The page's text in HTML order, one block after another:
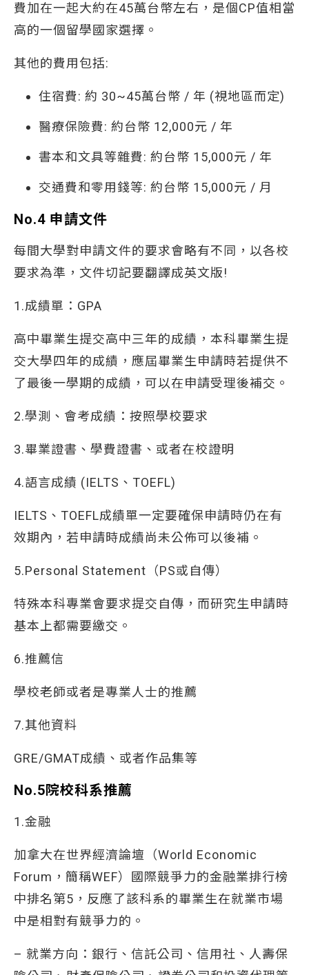
費加在一起大約在45萬台幣左右，是個CP值相當
高的一個留學國家選擇。
其他的費用包括:
住宿費: 約 30~45萬台幣 / 年 (視地區而定)
醫療保險費: 約台幣 12,000元 / 年
書本和文具等雜費: 約台幣 15,000元 / 年
交通費和零用錢等: 約台幣 15,000元 / 月
No.4 申請文件
每間大學對申請文件的要求會略有不同，以各校
要求為準，文件切記要翻譯成英文版!
1.成績單：GPA
高中畢業生提交高中三年的成績，本科畢業生提
交大學四年的成績，應屆畢業生申請時若提供不
了最後一學期的成績，可以在申請受理後補交。
2.學測、會考成績：按照學校要求
3.畢業證書、學費證書、或者在校證明
4.語言成績 (IELTS、TOEFL)
IELTS、TOEFL成績單一定要確保申請時仍在有
效期內，若申請時成績尚未公佈可以後補。
5.Personal Statement（PS或自傳）
特殊本科專業會要求提交自傳，而研究生申請時
基本上都需要繳交。
6.推薦信
學校老師或者是專業人士的推薦
7.其他資料
GRE/GMAT成績、或者作品集等
No.5院校科系推薦
1.金融
加拿大在世界經濟論壇（World Economic
Forum，簡稱WEF）國際競爭力的金融業排行榜
中排名第5，反應了該科系的畢業生在就業市場
中是相對有競爭力的。
– 就業方向：銀行、信託公司、信用社、人壽保